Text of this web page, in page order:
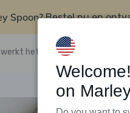
Spoon?Bestel nu en
werkt het Klantenservice
on